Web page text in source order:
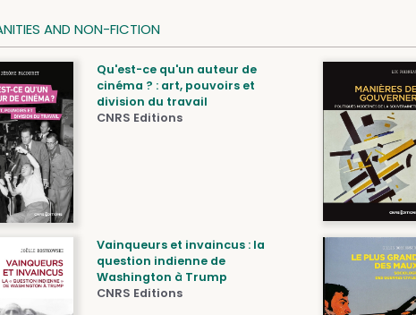
AND NON-FICTION
Qu'est-ce qu'un auteur de
cinéma ? : art, pouvoirs et
division du travail
CNRS Editions
Vainqueurs et invaincus : la
question indienne de
Washington à Trump
CNRS Editions